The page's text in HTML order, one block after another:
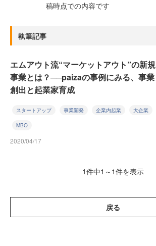
稿時点での内容です
執筆記事
エムアウト流“マーケットアウト”の新規
事業とは？──paizaの事例にみる、事業
創出と起業家育成
スタートアップ 事業開発 企業内起業 大企業
MBO
2020/04/17
1件中1～1件を表示
戻る